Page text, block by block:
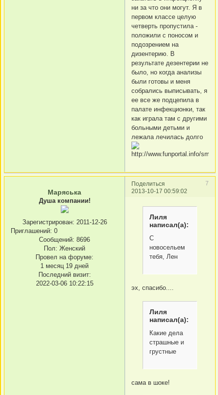
ни за что они могут. Я в
первом классе целую
четверть пропустила -
положили с поносом и
подозрением на
дизентерию. В
результате дезентерии не
было, но когда анализы
были готовы и меня
собрались выписывать, я
ее все же подцепила в
палате инфекционки, так
как играла там с другими
больными детьми и
лежала лечилась долго
Поделиться
7
2013-10-17 00:59:02
Маряська
Душа компании!
Зарегистрирован: 2011-12-26
Приглашений: 0
Сообщений: 8696
Пол: Женский
Провел на форуме:
1 месяц 19 дней
Последний визит:
2022-03-06 10:22:15
Лиля
написал(а):
С
новосельем
тебя, Лен
эх, спасибо....
Лиля
написал(а):
Какие дела
страшные и
грустные
сама в шоке!